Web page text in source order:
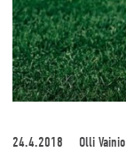
24.4.2018 Olli Vainio